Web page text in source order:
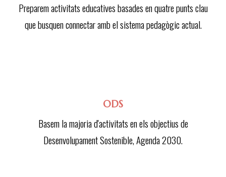
Preparem activitats educatives basades en quatre punts clau
que busquen connectar amb el sistema pedagògic actual.
ODS
Basem la majoria d'activitats en els objectius de
Desenvolupament Sostenible, Agenda 2030.